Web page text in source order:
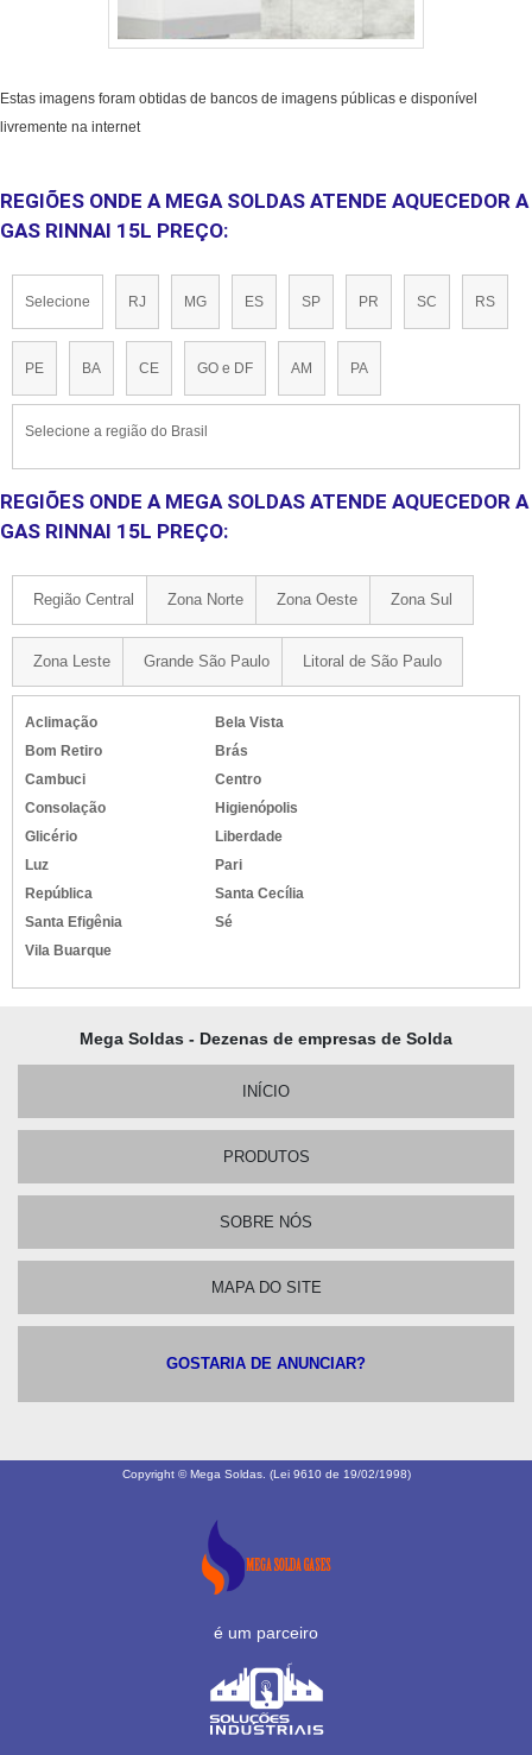
Estas imagens foram obtidas de bancos de imagens públicas e disponível
livremente na internet
REGIÕES ONDE A MEGA SOLDAS ATENDE AQUECEDOR A
GAS RINNAI 15L PREÇO:
Selecione RJ MG ES SP PR SC RS
PE BA CE GO e DF AM PA
Selecione a região do Brasil
REGIÕES ONDE A MEGA SOLDAS ATENDE AQUECEDOR A
GAS RINNAI 15L PREÇO:
Região Central Zona Norte Zona Oeste Zona Sul
Zona Leste Grande São Paulo Litoral de São Paulo
Aclimação
Bela Vista
Bom Retiro
Brás
Cambuci
Centro
Consolação
Higienópolis
Glicério
Liberdade
Luz
Pari
República
Santa Cecília
Santa Efigênia
Sé
Vila Buarque
Mega Soldas - Dezenas de empresas de Solda
INÍCIO
PRODUTOS
SOBRE NÓS
MAPA DO SITE
GOSTARIA DE ANUNCIAR?
Copyright © Mega Soldas. (Lei 9610 de 19/02/1998)
é um parceiro